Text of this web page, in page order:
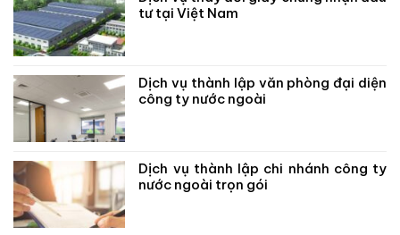
tư tại Việt Nam
Dịch vụ thành lập văn phòng đại diện
công ty nước ngoài
Dịch vụ thành lập chi nhánh công ty
nước ngoài trọn gói